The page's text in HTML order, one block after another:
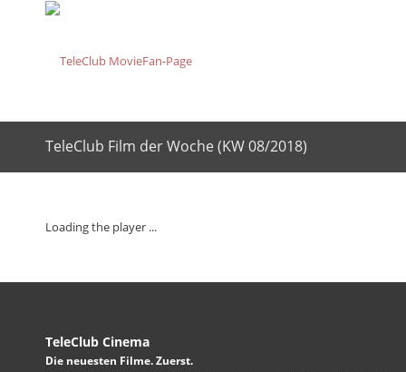
TeleClub Film der Woche (KW 08/2018)
Loading the player ...
TeleClub Cinema
Die neuesten Filme. Zuerst.